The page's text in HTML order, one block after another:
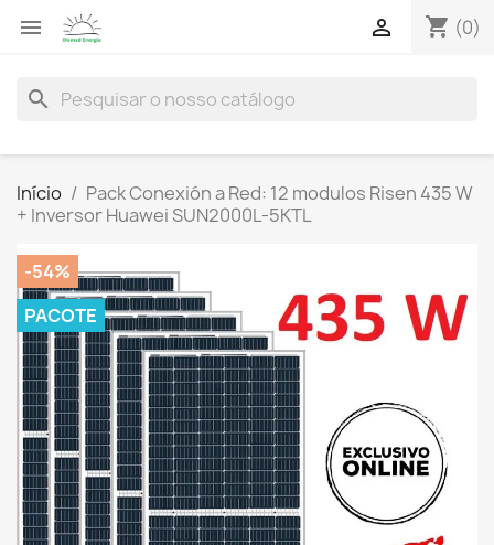
 shopping_cart (0)

search
Início
Pack Conexión a Red: 12 modulos Risen 435 W
+ Inversor Huawei SUN2000L-5KTL
-54%
PACOTE